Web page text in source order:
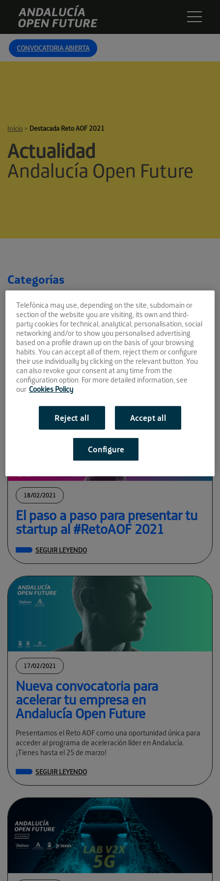
content
Andalucía
Open
Future
CONVOCATORIA ABIERTA
Inicio > Destacada Reto AOF 2021
Actualidad
Andalucía Open Future
Categorías
NOTICIAS LA FAROLA
NOTICIAS EL CABLE
NOTICIAS EL PATIO
NOTAS DE PRENSA
18/02/2021
El paso a paso para presentar tu
startup al #RetoAOF 2021
SEGUIR LEYENDO
17/02/2021
Nueva convocatoria para
acelerar tu empresa en
Andalucía Open Future
Presentamos el Reto AOF como una oportunidad única para
acceder al programa de aceleración líder en Andalucía.
¡Tienes hasta el 25 de marzo!
SEGUIR LEYENDO
Telefónica may use, depending on the site, subdomain or
section of the website you are visiting, its own and third-
party cookies for technical, analytical, personalisation, social
networking and/or to show you personalised advertising
based on a profile drawn up on the basis of your browsing
habits. You can accept all of them, reject them or configure
their use individually by clicking on the relevant button. You
can also revoke your consent at any time from the
configuration option. For more detailed information, see
our Cookies Policy
Reject all Accept all
Configure